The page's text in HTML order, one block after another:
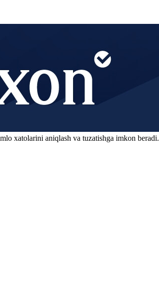
xatolarini aniqlash va tuzatishga imkon beradi.